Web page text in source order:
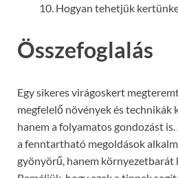
Hogyan tehetjük
Összefoglalás
Egy sikeres virágoskert
megfelelő növények és technikák
hanem a folyamatos gondozást
a fenntartható megoldások
gyönyörű, hanem környezetbarát